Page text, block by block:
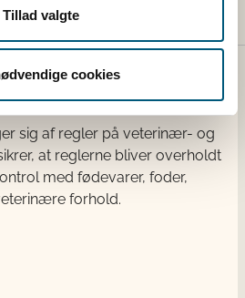
Tillad valgte
cookies
sig af regler på veterinær- og
at reglerne bliver overholdt
med fødevarer, foder,
forhold.